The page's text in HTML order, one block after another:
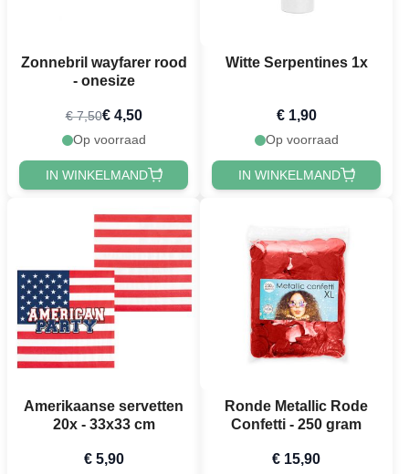
Zonnebril wayfarer rood
- onesize
€ 7,50€ 4,50
Op voorraad
IN WINKELMAND
Witte Serpentines 1x
€ 1,90
Op voorraad
IN WINKELMAND
Amerikaanse servetten
20x - 33x33 cm
€ 5,90
Ronde Metallic Rode
Confetti - 250 gram
€ 15,90